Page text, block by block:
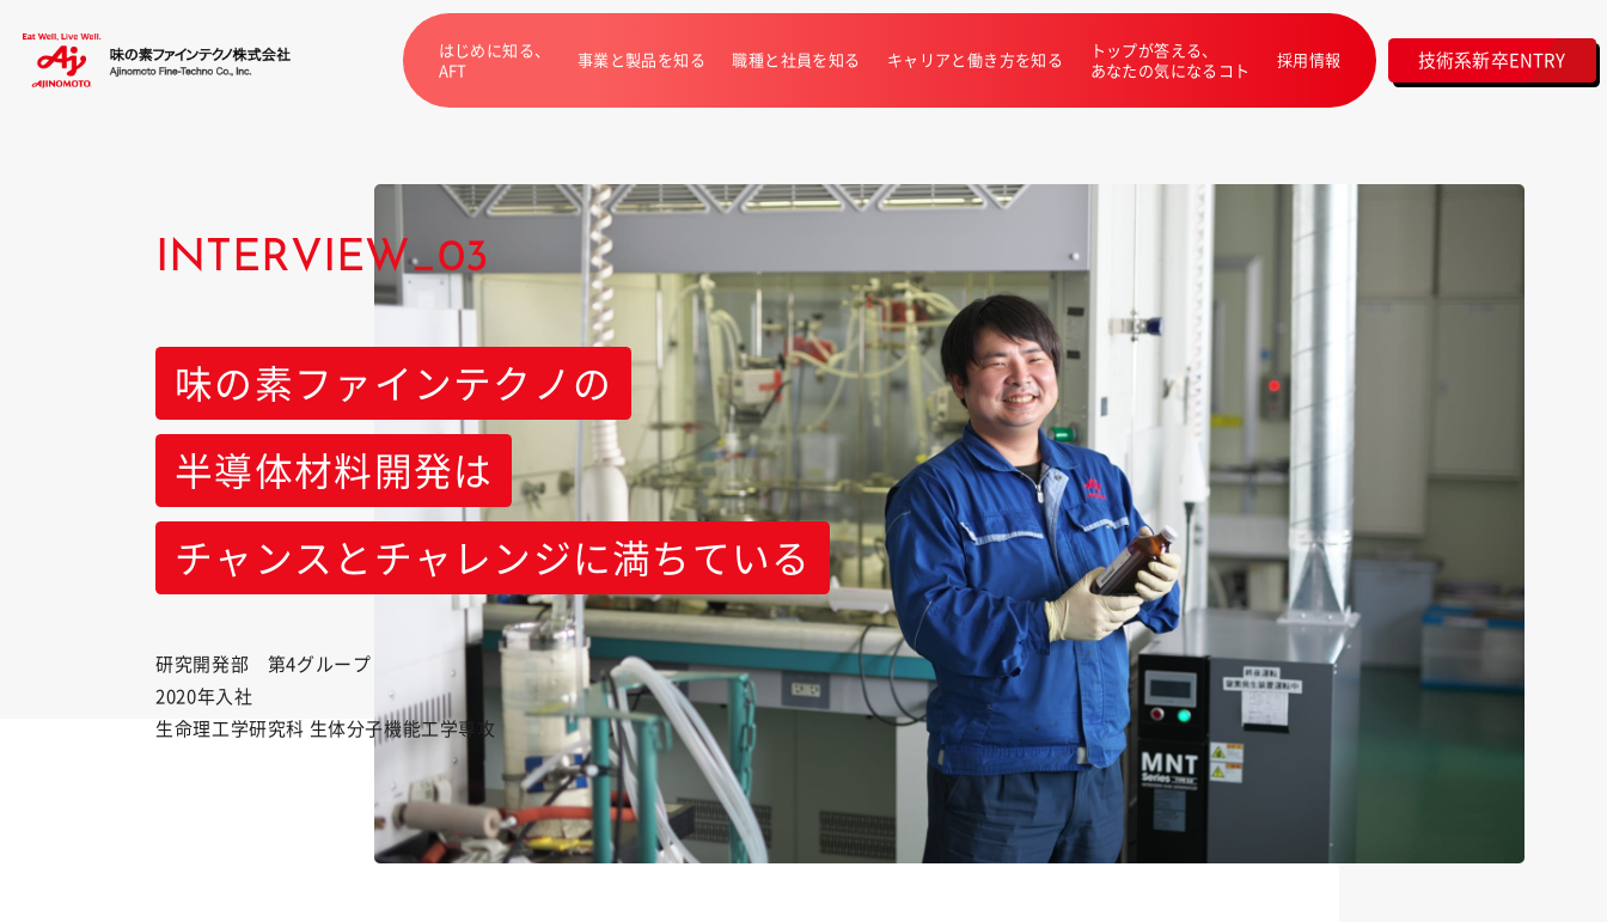
はじめに知る、
AFT
事業と製品を知る 職種と社員を知る キャリアと働き方を知る
トップが答える、
あなたの気になるコト
採用情報 技術系新卒ENTRY
INTERVIEW_03
味の素ファインテクノの
半導体材料開発は
チャンスとチャレンジに満ちている
研究開発部 第4グループ
2020年入社
生命理工学研究科 生体分子機能工学専攻